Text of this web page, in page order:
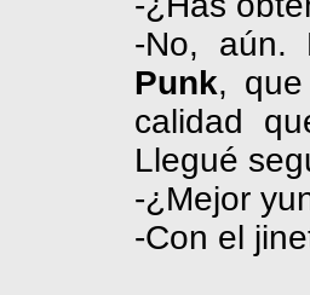
-No, aún.
Punk,
calidad
Llegué
-¿Mejor
-Con el